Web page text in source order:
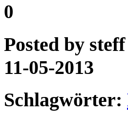
0
Posted by steff
11-05-2013
Schlagwörter: